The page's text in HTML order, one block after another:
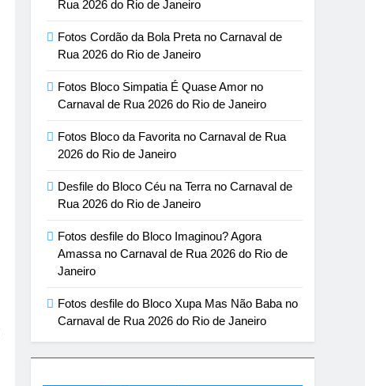
Rua 2026 do Rio de Janeiro
Fotos Cordão da Bola Preta no Carnaval de
Rua 2026 do Rio de Janeiro
Fotos Bloco Simpatia É Quase Amor no
Carnaval de Rua 2026 do Rio de Janeiro
Fotos Bloco da Favorita no Carnaval de Rua
2026 do Rio de Janeiro
Desfile do Bloco Céu na Terra no Carnaval de
Rua 2026 do Rio de Janeiro
Fotos desfile do Bloco Imaginou? Agora
Amassa no Carnaval de Rua 2026 do Rio de
Janeiro
Fotos desfile do Bloco Xupa Mas Não Baba no
Carnaval de Rua 2026 do Rio de Janeiro